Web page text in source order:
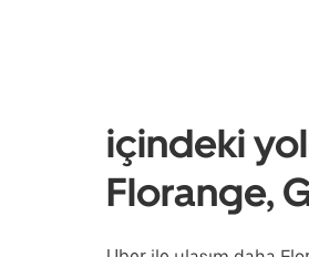
içindeki
Florange,